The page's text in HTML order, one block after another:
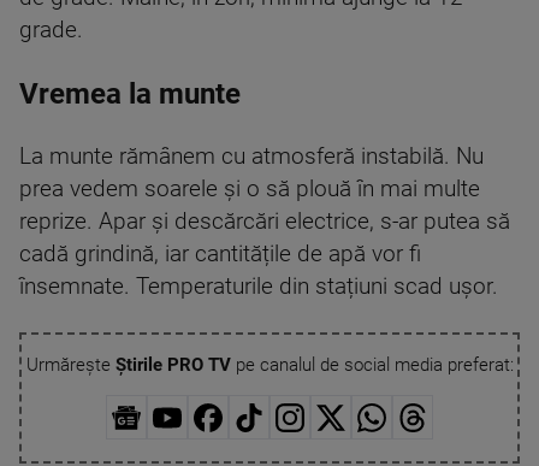
grade.
Vremea la munte
La munte rămânem cu atmosferă instabilă. Nu
prea vedem soarele și o să plouă în mai multe
reprize. Apar și descărcări electrice, s-ar putea să
cadă grindină, iar cantitățile de apă vor fi
însemnate. Temperaturile din stațiuni scad ușor.
Urmărește Știrile PRO TVpe canalul de social media preferat: